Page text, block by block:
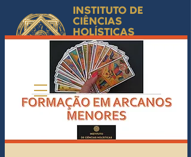
INSTITUTO DE
CIÊNCIAS
HOLÍSTICAS
by Isabel Valente Gomes
Ciência Simbólica
Aplicada e
Desenvolvimento
Humano